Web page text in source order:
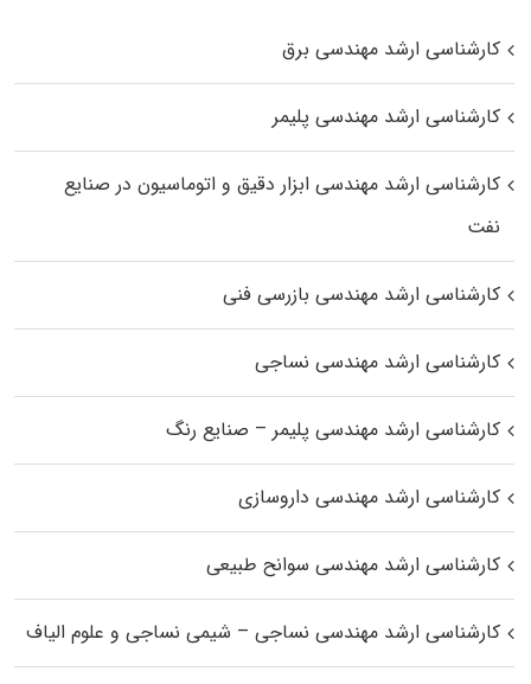
کارشناسی ارشد مهندسی برق
کارشناسی ارشد مهندسی پلیمر
کارشناسی ارشد مهندسی ابزار دقیق و اتوماسیون در صنایع
نفت
کارشناسی ارشد مهندسی بازرسی فنی
کارشناسی ارشد مهندسی نساجی
کارشناسی ارشد مهندسی پلیمر – صنایع رنگ
کارشناسی ارشد مهندسی داروسازی
کارشناسی ارشد مهندسی سوانح طبیعی
کارشناسی ارشد مهندسی نساجی – شیمی نساجی و علوم الیاف